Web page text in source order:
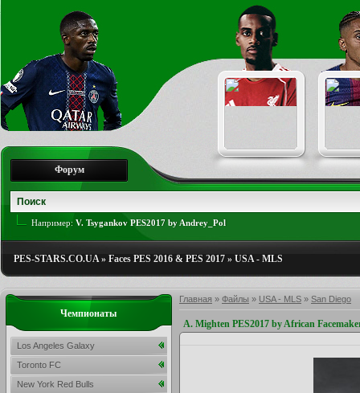
Форум
Например: V. Tsygankov PES2017 by Andrey_Pol
PES-STARS.CO.UA» Faces PES 2016 & PES 2017 » USA - MLS
Главная » Файлы » USA - MLS » San Diego
A. Mighten PES2017 by African
Чемпионаты
Los Angeles Galaxy
Toronto FC
New York Red Bulls